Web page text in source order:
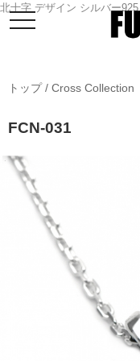
北十字 デザイン シルバー
トップ/ Cross Collection
FCN-031